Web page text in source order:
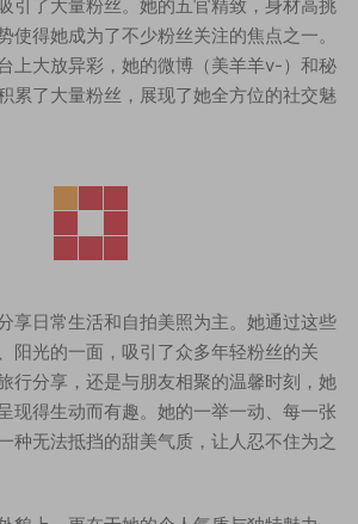
引了大量粉丝。她的五官精致，身材高挑
使得她成为了不少粉丝关注的焦点之一。
上大放异彩，她的微博（美羊羊v-）和秘
累了大量粉丝，展现了她全方位的社交魅
享日常生活和自拍美照为主。她通过这些
阳光的一面，吸引了众多年轻粉丝的关
行分享，还是与朋友相聚的温馨时刻，她
现得生动而有趣。她的一举一动、每一张
种无法抵挡的甜美气质，让人忍不住为之